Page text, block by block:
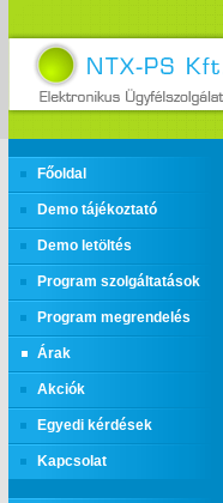
Főoldal
Demo tájékoztató
Demo letöltés
Program szolgáltatások
Program megrendelés
Árak
Akciók
Egyedi kérdések
Kapcsolat